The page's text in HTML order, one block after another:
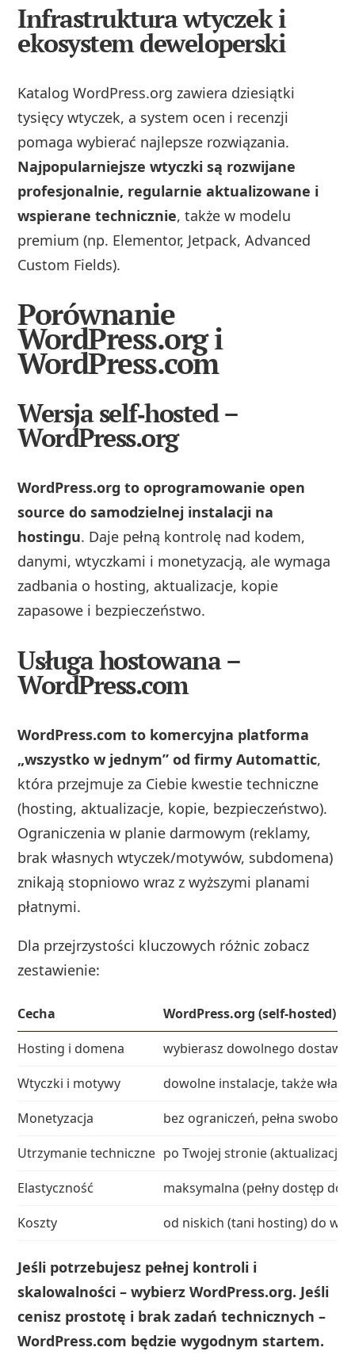
Infrastruktura wtyczek i
ekosystem deweloperski
Katalog WordPress.org zawiera dziesiątki
tysięcy wtyczek, a system ocen i recenzji
pomaga wybierać najlepsze rozwiązania.
Najpopularniejsze wtyczki są rozwijane
profesjonalnie, regularnie aktualizowane i
wspierane technicznie, także w modelu
premium (np. Elementor, Jetpack, Advanced
Custom Fields).
Porównanie
WordPress.org i
WordPress.com
Wersja self‑hosted –
WordPress.org
WordPress.org to oprogramowanie open
source do samodzielnej instalacji na
hostingu. Daje pełną kontrolę nad kodem,
danymi, wtyczkami i monetyzacją, ale wymaga
zadbania o hosting, aktualizacje, kopie
zapasowe i bezpieczeństwo.
Usługa hostowana –
WordPress.com
WordPress.com to komercyjna platforma
„wszystko w jednym” od firmy Automattic,
która przejmuje za Ciebie kwestie techniczne
(hosting, aktualizacje, kopie, bezpieczeństwo).
Ograniczenia w planie darmowym (reklamy,
brak własnych wtyczek/motywów, subdomena)
znikają stopniowo wraz z wyższymi planami
płatnymi.
Dla przejrzystości kluczowych różnic zobacz
zestawienie:
Cecha
WordPress.org (self‑hosted)
Hosting i domena
wybierasz dowolnego
Wtyczki i motywy
dowolne instalacje, także
Monetyzacja
bez ograniczeń, pełna swoboda
Utrzymanie techniczne po Twojej stronie (aktualizacje,
Elastyczność
maksymalna (pełny dostęp do
Koszty
od niskich (tani hosting) do
Jeśli potrzebujesz pełnej kontroli i
skalowalności – wybierz WordPress.org. Jeśli
cenisz prostotę i brak zadań technicznych –
WordPress.com będzie wygodnym startem.